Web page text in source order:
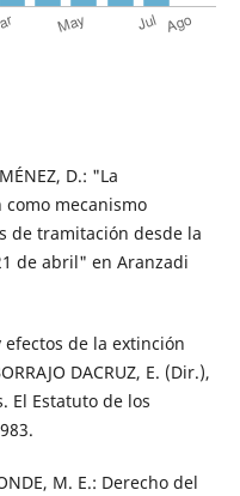
D.: "La
mecanismo
de tramitación desde la
de abril" en Aranzadi
efectos de la extinción
DACRUZ, E. (Dir.),
El Estatuto de los
M. E.: Derecho del